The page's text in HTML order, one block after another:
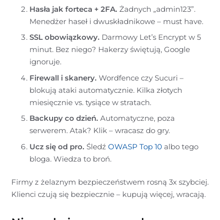
Hasła jak forteca + 2FA. Żadnych „admin123”.
Menedżer haseł i dwuskładnikowe – must have.
SSL obowiązkowy. Darmowy Let’s Encrypt w 5
minut. Bez niego? Hakerzy świętują, Google
ignoruje.
Firewall i skanery. Wordfence czy Sucuri –
blokują ataki automatycznie. Kilka złotych
miesięcznie vs. tysiące w stratach.
Backupy co dzień. Automatyczne, poza
serwerem. Atak? Klik – wracasz do gry.
Ucz się od pro. Śledź OWASP Top 10 albo tego
bloga. Wiedza to broń.
Firmy z żelaznym bezpieczeństwem rosną 3x szybciej.
Klienci czują się bezpiecznie – kupują więcej, wracają.